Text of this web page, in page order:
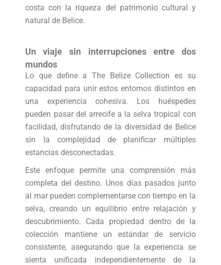
costa con la riqueza del patrimonio cultural y
natural de Belice.
Un viaje sin interrupciones entre dos
mundos
Lo que define a The Belize Collection es su
capacidad para unir estos entornos distintos en
una experiencia cohesiva. Los huéspedes
pueden pasar del arrecife a la selva tropical con
facilidad, disfrutando de la diversidad de Belice
sin la complejidad de planificar múltiples
estancias desconectadas.
Este enfoque permite una comprensión más
completa del destino. Unos días pasados junto
al mar pueden complementarse con tiempo en la
selva, creando un equilibrio entre relajación y
descubrimiento. Cada propiedad dentro de la
colección mantiene un estándar de servicio
consistente, asegurando que la experiencia se
sienta unificada independientemente de la